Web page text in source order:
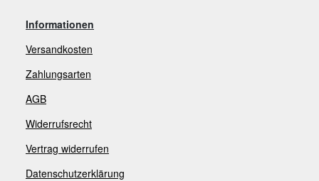
Informationen
Versandkosten
Zahlungsarten
AGB
Widerrufsrecht
Vertrag widerrufen
Datenschutzerklärung